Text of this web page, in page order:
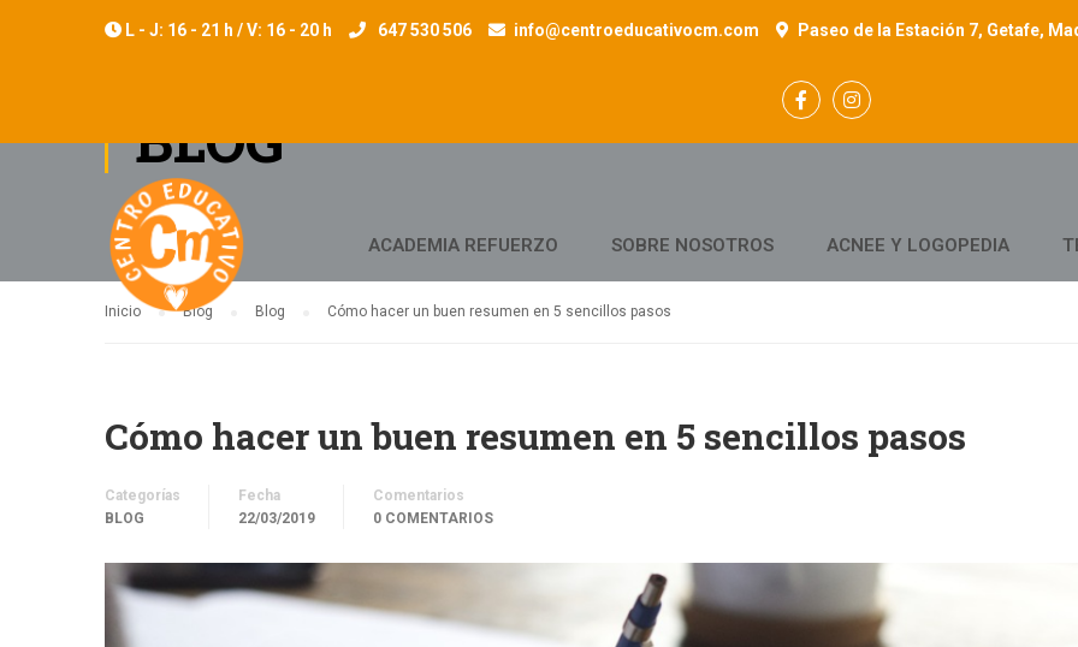
L - J: 16 - 21 h / V: 16 - 20 h 647 530 506 info@centroeducativocm.com Paseo de la Estación 7, Getafe,
ACADEMIA REFUERZO SOBRE NOSOTROS ACNEE Y LOGOPEDIA
BLOG
Inicio Blog Blog Cómo hacer un buen resumen en 5 sencillos pasos
Cómo hacer un buen resumen en 5 sencillos pasos
Categorías
BLOG
Fecha
22/03/2019
Comentarios
0 COMENTARIOS